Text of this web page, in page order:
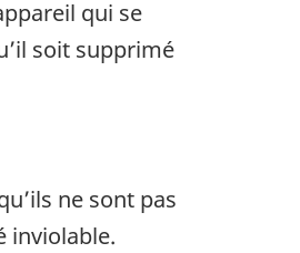
qui se
soit supprimé
ne sont pas
inviolable.